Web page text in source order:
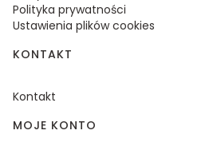
Polityka prywatności
Ustawienia plików cookies
KONTAKT
Kontakt
MOJE KONTO